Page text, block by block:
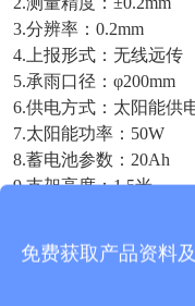
3.分辨率：0.2mm
4.上报形式：无线远传
5.承雨口径：φ200mm
6.供电方式：太阳能供
7.太阳能功率：50W
8.蓄电池参数：20Ah
9.支架高度：1.5米
CS架构软件平台，支
免费获取产品资料